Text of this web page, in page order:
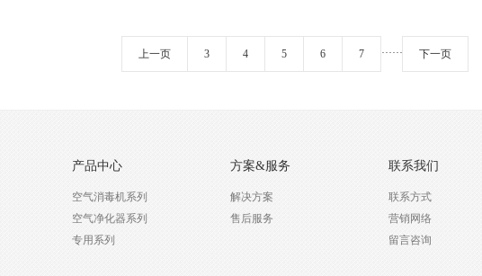
上一页 ···
3 4 5 6 7 ··· 下一页
产品中心
空气消毒机系列
空气净化器系列
专用系列
方案&服务
解决方案
售后服务
联系我们
联系方式
营销网络
留言咨询